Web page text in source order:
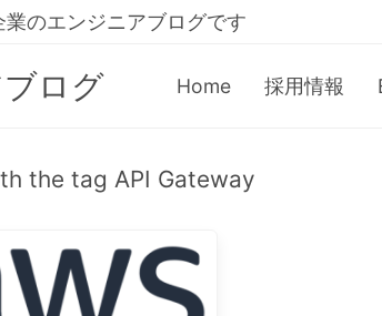
のエンジニアブログです
ログ Home 採用情報
the tag API Gateway